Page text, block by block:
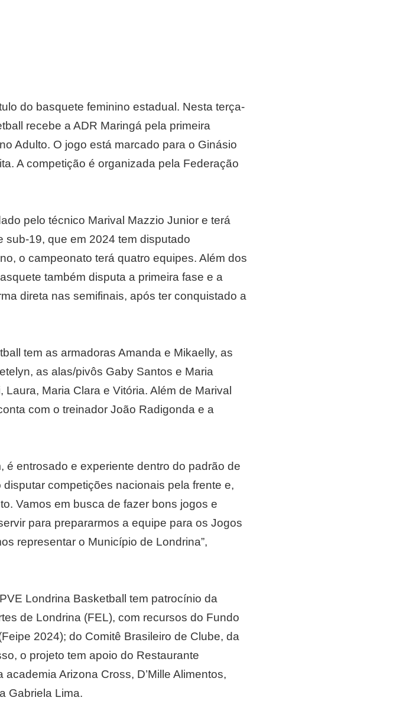
do basquete feminino estadual. Nesta terça-
recebe a ADR Maringá pela primeira
Adulto. O jogo está marcado para o Ginásio
A competição é organizada pela Federação
pelo técnico Marival Mazzio Junior e terá
sub-19, que em 2024 tem disputado
o campeonato terá quatro equipes. Além dos
também disputa a primeira fase e a
direta nas semifinais, após ter conquistado a
tem as armadoras Amanda e Mikaelly, as
as alas/pivôs Gaby Santos e Maria
Maria Clara e Vitória. Além de Marival
com o treinador João Radigonda e a
é entrosado e experiente dentro do padrão de
competições nacionais pela frente e,
Vamos em busca de fazer bons jogos e
para prepararmos a equipe para os Jogos
representar o Município de Londrina”,
Londrina Basketball tem patrocínio da
de Londrina (FEL), com recursos do Fundo
2024); do Comitê Brasileiro de Clube, da
o projeto tem apoio do Restaurante
Arizona Cross, D’Mille Alimentos,
Gabriela Lima.